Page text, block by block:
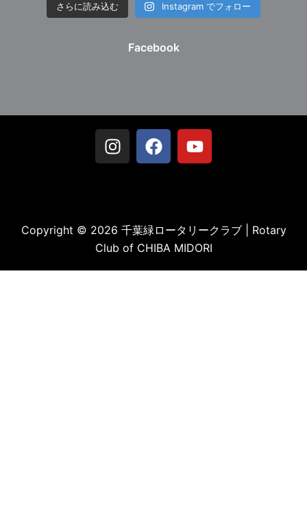
さらに読み込む Instagram でフォロー
Facebook
Copyright © 2026 千葉緑ロータリークラブ | Rotary
Club of CHIBA MIDORI